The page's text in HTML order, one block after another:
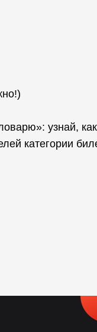
узнай,
категории